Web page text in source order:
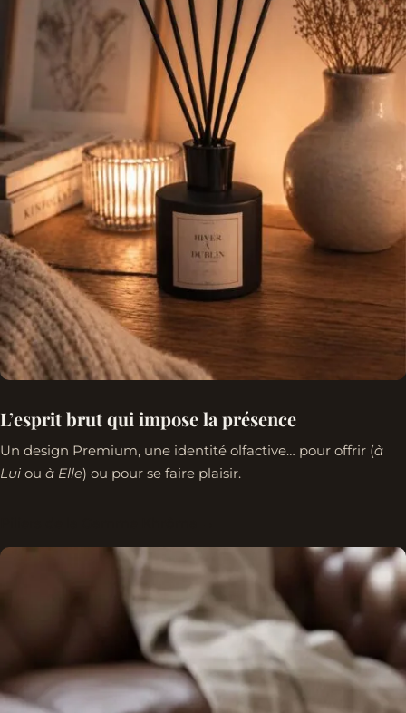
L’esprit brut qui impose la présence
Un design Premium, une identité olfactive… pour offrir (à
Lui ou à Elle) ou pour se faire plaisir.